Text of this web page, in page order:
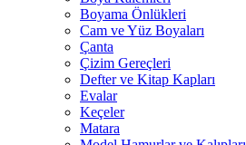
Boyama Önlükleri
Cam ve Yüz Boyaları
Çanta
Çizim Gereçleri
Defter ve Kitap Kapları
Evalar
Keçeler
Matara